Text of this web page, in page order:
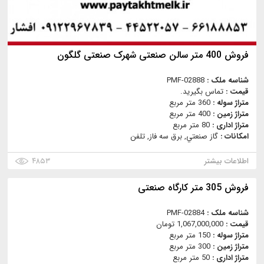
فروش 400 متر سالن صنعتی شهرک صنعتی گلگون
شناسه ملک : PMF-02888
قیمت : تماس بگیرید.
متراژ سوله : 360 متر مربع
متراژ زمین : 400 متر مربع
متراژ اداری : 80 متر مربع
امکانات : گاز صنعتي, برق سه فاز, تلفن
اطلاعات بیشتر
۴۸۵۳
فروش 305 متر کارگاه صنعتی
شناسه ملک :PMF-02884
قیمت : 1,067,000,000 تومان
متراژ سوله : 150 متر مربع
متراژ زمین : 300 متر مربع
متراژ اداری : 50 متر مربع